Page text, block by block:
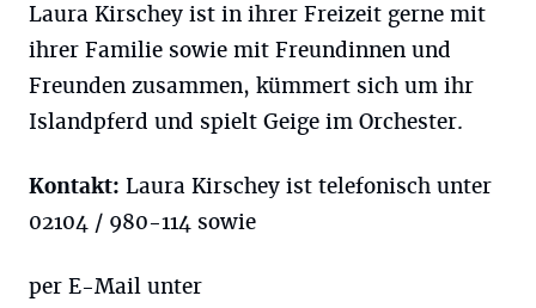
Laura Kirschey ist in ihrer Freizeit gerne mit
ihrer Familie sowie mit Freundinnen und
Freunden zusammen, kümmert sich um ihr
Islandpferd und spielt Geige im Orchester.
Kontakt: Laura Kirschey ist telefonisch unter
02104 / 980-114 sowie
per E-Mail unter